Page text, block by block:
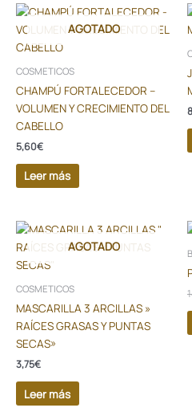
AGOTADO
COSMETICOS
CHAMPÚ FORTALECEDOR –
VOLUMEN Y CRECIMIENTO DEL
CABELLO
5,60€
Leer más
AGOTADO
COSMETICOS
MASCARILLA 3 ARCILLAS »
RAÍCES GRASAS Y PUNTAS
SECAS»
3,75€
Leer más